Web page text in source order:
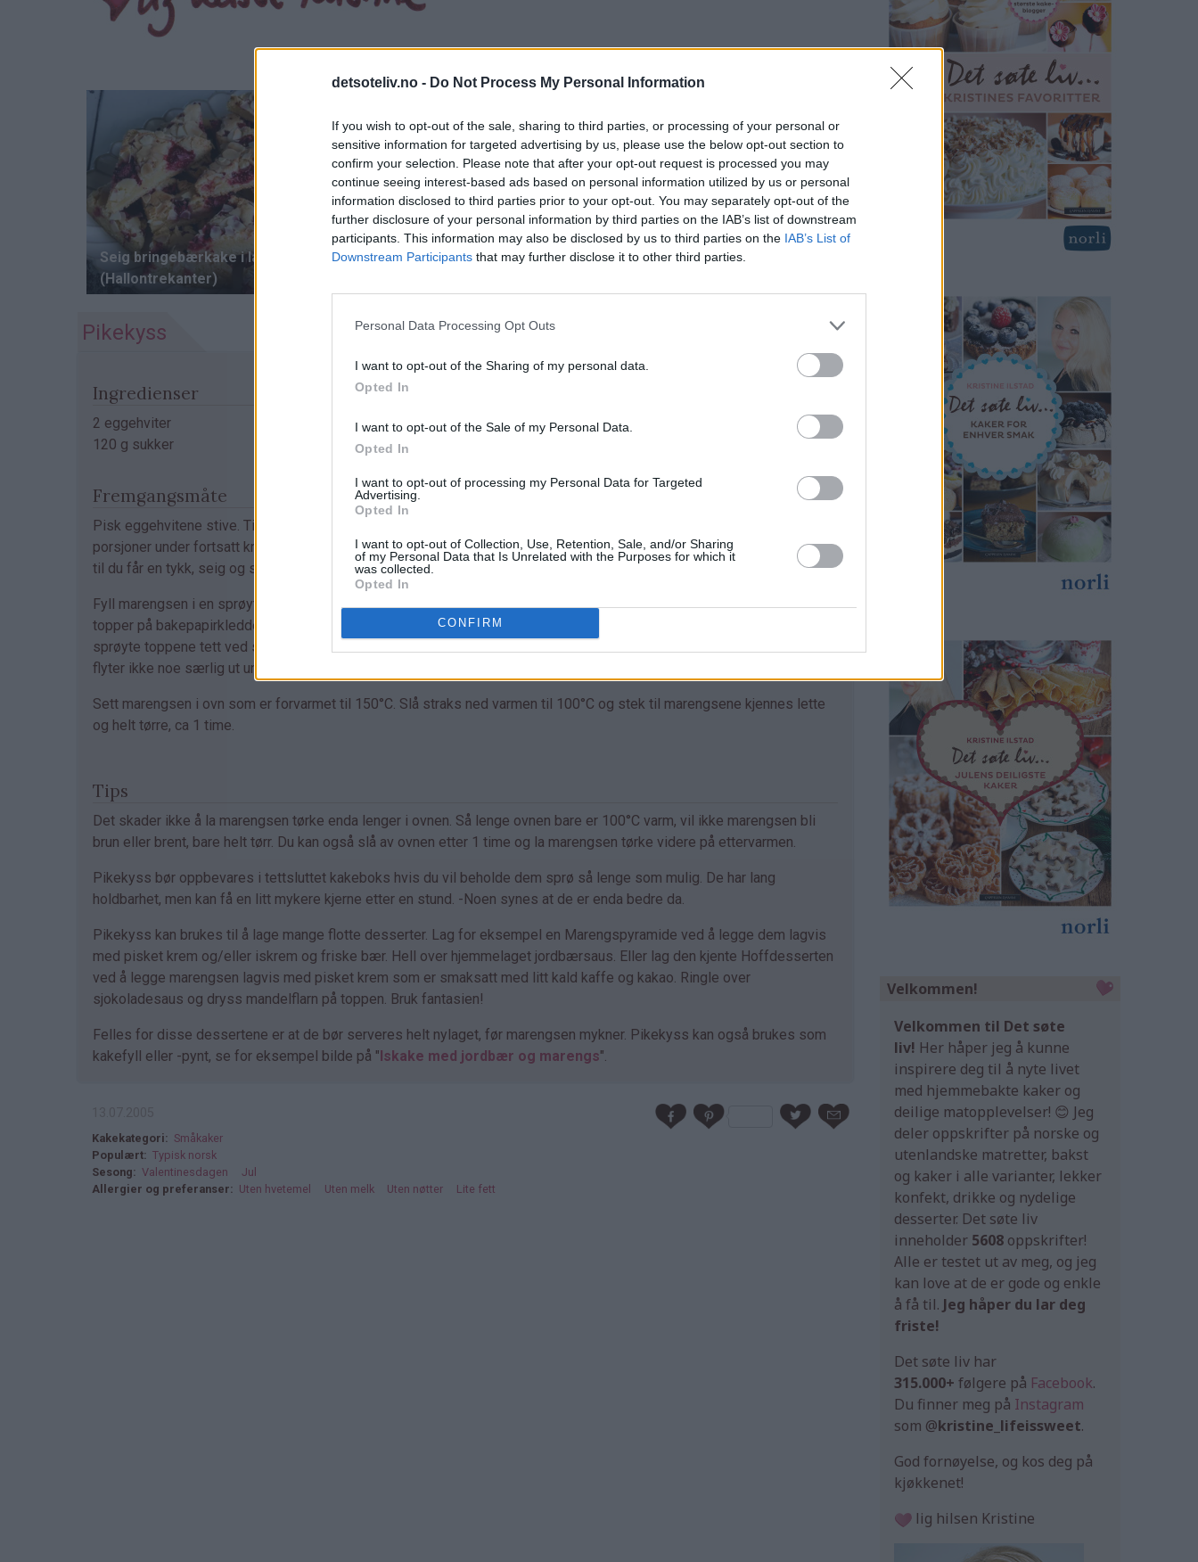
detsoteliv.no - Do Not Process My Personal Information
If you wish to opt-out of the sale, sharing to third parties, or processing of your personal or
sensitive information for targeted advertising by us, please use the below opt-out section to
confirm your selection. Please note that after your opt-out request is processed you may
continue seeing interest-based ads based on personal information utilized by us or personal
information disclosed to third parties prior to your opt-out. You may separately opt-out of the
further disclosure of your personal information by third parties on the IAB’s list of downstream
participants. This information may also be disclosed by us to third parties on the IAB’s List of
Downstream Participants that may further disclose it to other third parties.
Personal Data Processing Opt Outs
I want to opt-out of the Sharing of my personal data.
Opted In
I want to opt-out of the Sale of my Personal Data.
Opted In
I want to opt-out of processing my Personal Data for Targeted
Advertising.
Opted In
I want to opt-out of Collection, Use, Retention, Sale, and/or Sharing
of my Personal Data that Is Unrelated with the Purposes for which it
was collected.
Opted In
CONFIRM
print
Pikekyss
Ingredienser
2 eggehviter
120 g sukker
Fremgangsmåte
Pisk eggehvitene stive. Tilsett sukkeret i flere
porsjoner under fortsatt kraftig pisking. Pisk videre
til du får en tykk, seig og stiv marengs (ca 10 min).
Fyll marengsen i en sprøytepose og sprøyt ut små
topper på bakepapirkledde stekeplater. Du kan godt
sprøyte toppene tett ved siden av hverandre, for de
flyter ikke noe særlig ut under stekingen.
Sett marengsen i ovn som er forvarmet til 150°C. Slå straks ned varmen til 100°C og stek til marengsene kjennes lette
og helt tørre, ca 1 time.
Tips
Det skader ikke å la marengsen tørke enda lenger i ovnen. Så lenge ovnen bare er 100°C varm, vil ikke marengsen bli
brun eller brent, bare helt tørr. Du kan også slå av ovnen etter 1 time og la marengsen tørke videre på ettervarmen.
Pikekyss bør oppbevares i tettsluttet kakeboks hvis du vil beholde dem sprø så lenge som mulig. De har lang
holdbarhet, men kan få en litt mykere kjerne etter en stund. -Noen synes at de er enda bedre da.
Pikekyss kan brukes til å lage mange flotte desserter. Lag for eksempel en Marengspyramide ved å legge dem lagvis
med pisket krem og/eller iskrem og friske bær. Hell over hjemmelaget jordbærsaus. Eller lag den kjente Hoffdesserten
ved å legge marengsen lagvis med pisket krem som er smaksatt med litt kald kaffe og kakao. Ringle over
sjokoladesaus og dryss mandelflarn på toppen. Bruk fantasien!
Felles for disse dessertene er at de bør serveres helt nylaget, før marengsen mykner. Pikekyss kan også brukes som
kakefyll eller -pynt, se for eksempel bilde på " Iskake med jordbær og marengs".
Kakekategori
Småkaker
Populært
Typisk norsk
Sesong
Valentinesdagen
Jul
Allergier og preferanser
Uten hvetemel Uten melk Uten nøtter Lite fett
Velkommen!
Velkommen til Det søte
liv! Her håper jeg å kunne
inspirere deg til å nyte livet
med hjemmebakte kaker og
deilige matopplevelser! 😊 Jeg
deler oppskrifter på norske og
utenlandske matretter, bakst
og kaker i alle varianter, lekker
konfekt, drikke og nydelige
desserter. Det søte liv
inneholder 5608 oppskrifter!
Alle er testet ut av meg, og jeg
kan love at de er gode og enkle
å få til. Jeg håper du lar deg
friste!
Det søte liv har
315.000+ følgere på Facebook.
Du finner meg på Instagram
som @kristine_lifeissweet.
God fornøyelse, og kos deg på
kjøkkenet!
lig hilsen Kristine